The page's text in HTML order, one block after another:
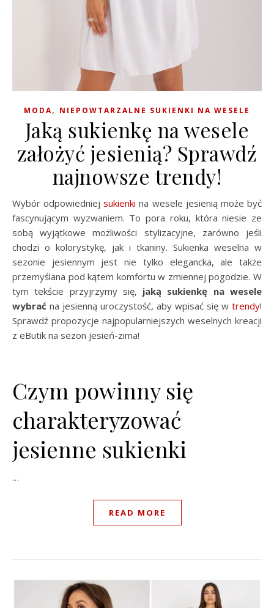
MODA, NIEPOWTARZALNE SUKIENKI NA WESELE
Jaką sukienkę na wesele
założyć jesienią? Sprawdź
najnowsze trendy!
Wybór odpowiedniejsukienki na wesele jesienią może być
fascynującym wyzwaniem. To pora roku, która niesie ze
sobą wyjątkowe możliwości stylizacyjne, zarówno jeśli
chodzi o kolorystykę, jak i tkaniny. Sukienka weselna w
sezonie jesiennym jest nie tylko elegancka, ale także
przemyślana pod kątem komfortu w zmiennej pogodzie. W
tym tekście przyjrzymy się, jaką sukienkę na wesele
wybrać na jesienną uroczystość, aby wpisać się w trendy!
Sprawdź propozycje najpopularniejszych weselnych kreacji
z eButik na sezon jesień-zima!
Czym powinny się
charakteryzować
jesienne sukienki
…
READ MORE